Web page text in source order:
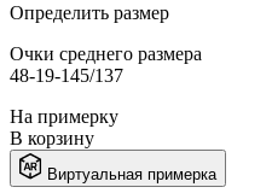
Определить размер
Очки среднего размера
48-19-145/137
На примерку
В корзину
Виртуальная примерка